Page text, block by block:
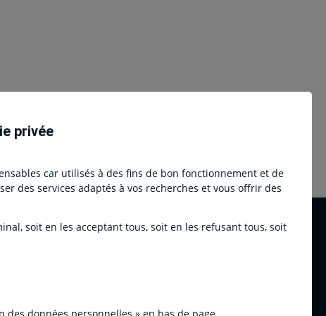
par e-
privée
car utilisés à des fins de bon fonctionnement et de
des services adaptés à vos recherches et vous offrir des
soit en les acceptant tous, soit en les refusant tous, soit